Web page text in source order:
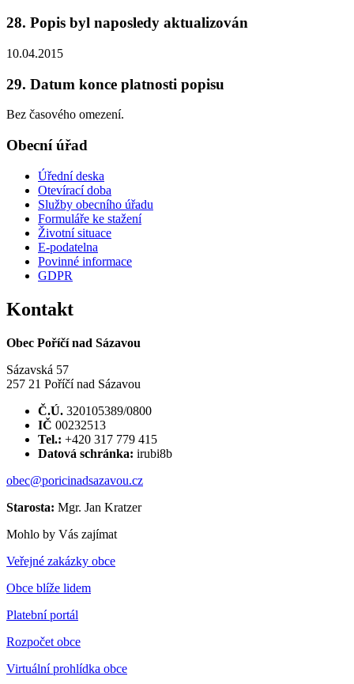
28. Popis byl naposledy aktualizován
10.04.2015
29. Datum konce platnosti popisu
Bez časového omezení.
Obecní úřad
Úřední deska
Otevírací doba
Služby obecního úřadu
Formuláře ke stažení
Životní situace
E-podatelna
Povinné informace
GDPR
Kontakt
Obec Poříčí nad Sázavou
Sázavská 57
257 21 Poříčí nad Sázavou
Č.Ú. 320105389/0800
IČ 00232513
Tel.: +420 317 779 415
Datová schránka: irubi8b
obec@poricinadsazavou.cz
Starosta: Mgr. Jan Kratzer
Mohlo by Vás zajímat
Veřejné zakázky obce
Obce blíže lidem
Platební portál
Rozpočet obce
Virtuální prohlídka obce